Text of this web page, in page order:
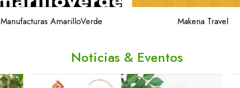
Manufacturas AmarilloVerde Makena Travel
Noticias & Eventos